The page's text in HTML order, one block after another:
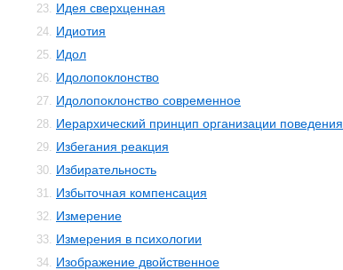
23. Идея сверхценная
24. Идиотия
25. Идол
26. Идолопоклонство
27. Идолопоклонство современное
28. Иерархический принцип организации поведения
29. Избегания реакция
30. Избирательность
31. Избыточная компенсация
32. Измерение
33. Измерения в психологии
34. Изображение двойственное